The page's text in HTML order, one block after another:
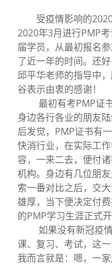
受疫情影响的
2020年3月进行PMP
届学员，从最初报名
了近一年的时间。还
邱平华老师的指导中
谷表示由衷的感谢！
最初有考PMP证
身边各行各业的朋友
后发觉，PMP证书有
快消行业，在实际工
容，一来二去，便付
机构。身边有几位朋
索一番对比之后，交
雄厚，当下便决定付
的PMP学习生涯正式开
如果没有新冠疫
课、复习、考试，这
我而言就是：嗯，一